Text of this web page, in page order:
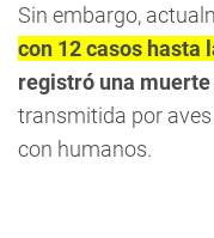
Sin embargo,
con 12 casos hasta
registró una muerte
transmitida por
con humanos.